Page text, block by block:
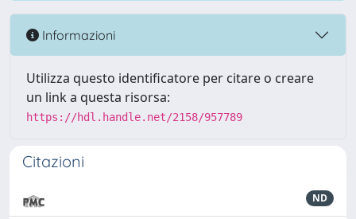
Informazioni
Utilizza questo identificatore per citare o creare
un link a questa risorsa:
https://hdl.handle.net/2158/957789
Citazioni
ND